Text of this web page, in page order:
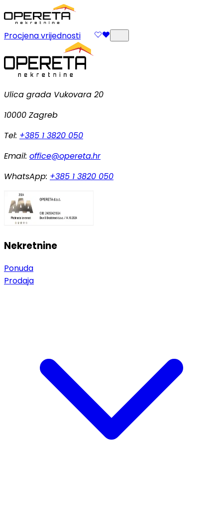
Procjena vrijednosti
Ulica grada Vukovara 20
10000 Zagreb
Tel: +385 1 3820 050
Email: office@opereta.hr
WhatsApp: +385 1 3820 050
Nekretnine
Ponuda
Prodaja